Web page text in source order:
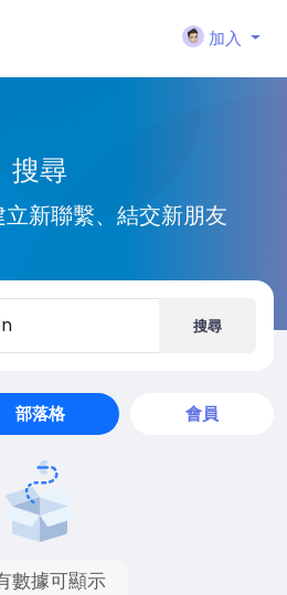
加入
搜尋
新聯繫、結交新朋友
搜尋
部落格 會員
數據可顯示